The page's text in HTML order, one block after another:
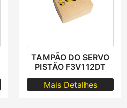
TAMPÃO DO SERVO
PISTÃO F3V112DT
Mais Detalhes